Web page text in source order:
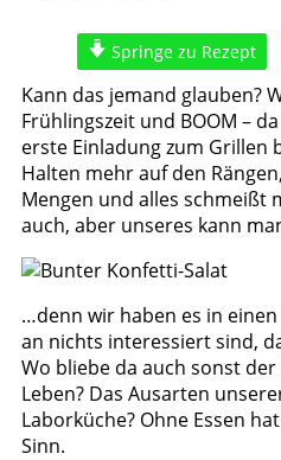
Springe zu Rezept
Kann das jemand glauben?
Frühlingszeit und BOOM –
erste Einladung zum Grillen
Halten mehr auf den
Mengen und alles schmeißt
auch, aber unseres kann
…denn wir haben es in
an nichts interessiert sind,
Wo bliebe da auch sonst der
Leben? Das Ausarten
Laborküche? Ohne Essen
Sinn.